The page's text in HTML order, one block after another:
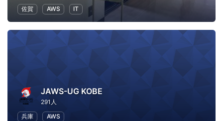
佐賀
AWS IT
JAWS-UG KOBE
291人
兵庫
AWS